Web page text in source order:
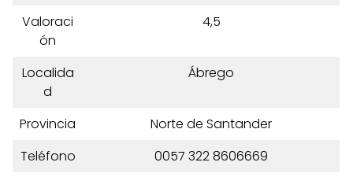
Valoraci
ón
4,5
Localida
d
Ábrego
Provincia
Norte de Santander
Teléfono
0057 322 8606669